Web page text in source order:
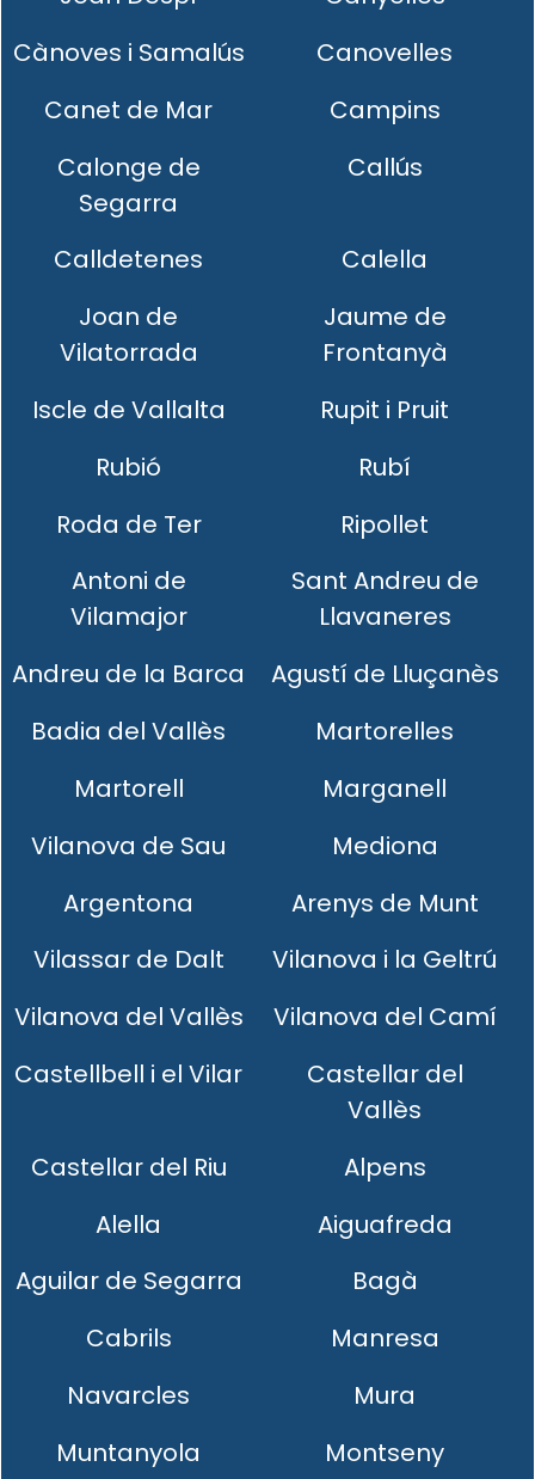
Cànoves i Samalús
Canovelles
Canet de Mar
Campins
Calonge de
Segarra
Callús
Calldetenes
Calella
Joan de
Vilatorrada
Jaume de
Frontanyà
Iscle de Vallalta
Rupit i Pruit
Rubió
Rubí
Roda de Ter
Ripollet
Antoni de
Vilamajor
Sant Andreu de
Llavaneres
Andreu de la Barca
Agustí de Lluçanès
Badia del Vallès
Martorelles
Martorell
Marganell
Vilanova de Sau
Mediona
Argentona
Arenys de Munt
Vilassar de Dalt
Vilanova i la Geltrú
Vilanova del Vallès
Vilanova del Camí
Castellbell i el Vilar
Castellar del
Vallès
Castellar del Riu
Alpens
Alella
Aiguafreda
Aguilar de Segarra
Bagà
Cabrils
Manresa
Navarcles
Mura
Muntanyola
Montseny